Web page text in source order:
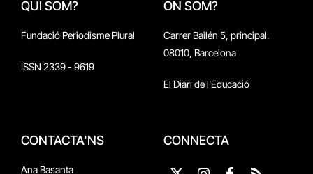
QUI SOM?
Fundació Periodisme Plural
ISSN 2339 - 9619
ON SOM?
Carrer Bailén 5, principal.
08010, Barcelona
El Diari de l'Educació
CONTACTA'NS
Ana Basanta
CONNECTA